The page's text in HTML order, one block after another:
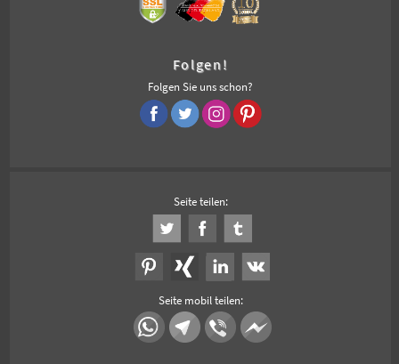
Folgen!
Folgen Sie uns schon?
Seite teilen:
Seite mobil teilen: